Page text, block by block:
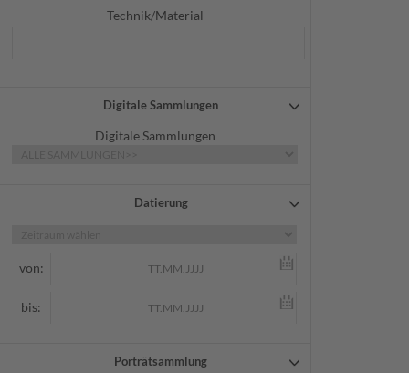
Technik/Material
Digitale Sammlungen
Digitale Sammlungen
Datierung
von:
bis:
Porträtsammlung